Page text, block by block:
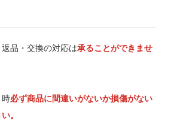
品・交換の対応は承ることができませ
時必ず商品に間違いがないか損傷がない
。